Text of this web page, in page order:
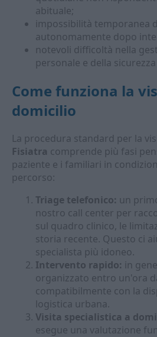
abituale;
impossibilità temporanea
autonomamente dopo
notevoli difficoltà nella
personale e della
Come funziona la
domicilio
La procedura standard per la
Fisiatra comprende più fasi
paziente e i familiari in
percorso:
Triage telefonico: un
nostro call center per
sul quadro clinico, le
storia recente. Questo ci
specialista più idoneo.
Intervento rapido: in
organizzato entro un'ora
compatibilmente con la
logistica urbana.
Visita specialistica a
esegue una valutazione